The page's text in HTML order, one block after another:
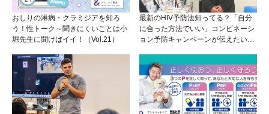
おしりの淋病・クラミジアを知ろ
う！性トーク～聞きにくいことは小
堀先生に聞けばイイ！（Vol.21）
最新のHIV予防法知ってる？「自分
に合った方法でいい」コンビネーシ
ョン予防キャンペーンが伝えたいこ